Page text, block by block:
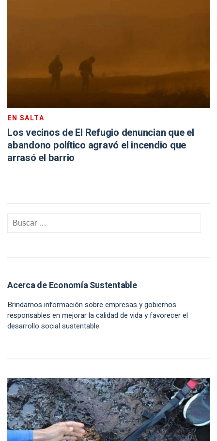
EN SALTA
Los vecinos de El Refugio denuncian que el
abandono político agravó el incendio que
arrasó el barrio
Acerca de Economía Sustentable
Brindamos información sobre empresas y gobiernos
responsables en mejorar la calidad de vida y favorecer el
desarrollo social sustentable.